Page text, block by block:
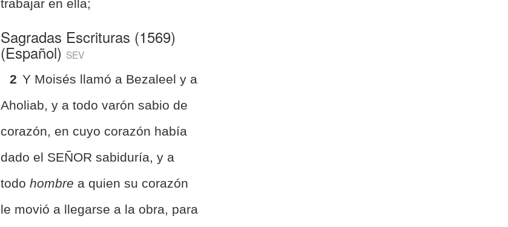
trabajar en ella;
Sagradas Escrituras (1569)
(Español) SEV
2 Y Moisés llamó a Bezaleel y a
Aholiab, y a todo varón sabio de
corazón, en cuyo corazón había
dado el SEÑOR sabiduría, y a
todohombre a quien su corazón
le movió a llegarse a la obra, para